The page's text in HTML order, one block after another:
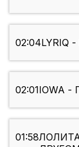
02:04
02:01IOWA
01:58